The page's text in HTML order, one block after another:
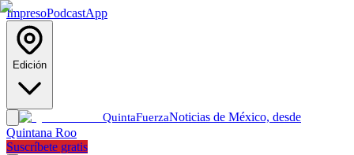
ImpresoPodcastApp
Edición
QuintaFuerzaNoticias de México, desde
Quintana Roo
Suscríbete gratis